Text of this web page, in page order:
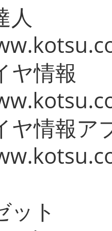
人
ヤ情報
ヤ情報ア
ット